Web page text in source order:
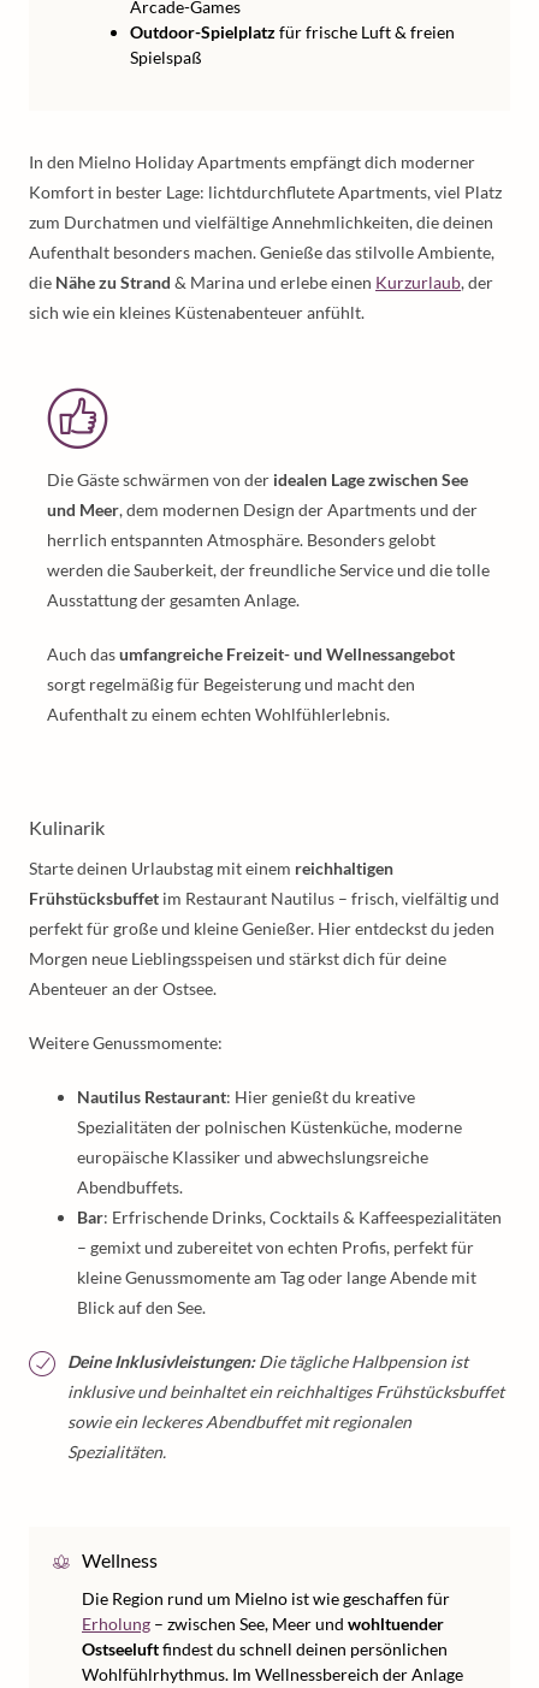
Arcade-Games
Outdoor-Spielplatzfür frische Luft & freien
Spielspaß
In den Mielno Holiday Apartments empfängt dich moderner
Komfort in bester Lage: lichtdurchflutete Apartments, viel Platz
zum Durchatmen und vielfältige Annehmlichkeiten, die deinen
Aufenthalt besonders machen. Genieße das stilvolle Ambiente,
die Nähe zu Strand & Marina und erlebe einen Kurzurlaub, der
sich wie ein kleines Küstenabenteuer anfühlt.
Die Gäste schwärmen von der idealen Lage zwischen See
und Meer, dem modernen Design der Apartments und der
herrlich entspannten Atmosphäre. Besonders gelobt
werden die Sauberkeit, der freundliche Service und die tolle
Ausstattung der gesamten Anlage.
Auch dasumfangreiche Freizeit- und Wellnessangebot
sorgt regelmäßig für Begeisterung und macht den
Aufenthalt zu einem echten Wohlfühlerlebnis.
Kulinarik
Starte deinen Urlaubstag mit einem reichhaltigen
Frühstücksbuffet im Restaurant Nautilus – frisch, vielfältig und
perfekt für große und kleine Genießer. Hier entdeckst du jeden
Morgen neue Lieblingsspeisen und stärkst dich für deine
Abenteuer an der Ostsee.
Weitere Genussmomente:
Nautilus Restaurant: Hier genießt du kreative
Spezialitäten der polnischen Küstenküche, moderne
europäische Klassiker und abwechslungsreiche
Abendbuffets.
Bar: Erfrischende Drinks, Cocktails & Kaffeespezialitäten
– gemixt und zubereitet von echten Profis, perfekt für
kleine Genussmomente am Tag oder lange Abende mit
Blick auf den See.
Deine Inklusivleistungen:Die tägliche Halbpension ist
inklusive und beinhaltet ein reichhaltiges Frühstücksbuffet
sowie ein leckeres Abendbuffet mit regionalen
Spezialitäten.
Wellness
Die Region rund um Mielno ist wie geschaffen für
Erholung – zwischen See, Meer und wohltuender
Ostseeluftfindest du schnell deinen persönlichen
Wohlfühlrhythmus. Im Wellnessbereich der Anlage